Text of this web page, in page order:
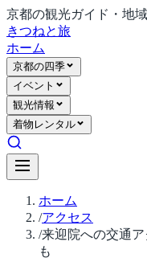
京都の観光ガイド・地
きつねと旅
ホーム
京都の四季
イベント
観光情報
着物レンタル
ホーム
/アクセス
/来迎院への交通
も